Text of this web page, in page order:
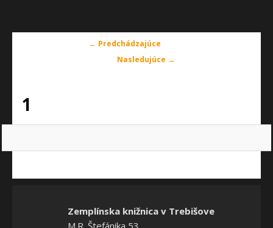
Navigácia
← Predchádzajúce
Nasledujúce →
1
Zemplínska knižnica v Trebišove